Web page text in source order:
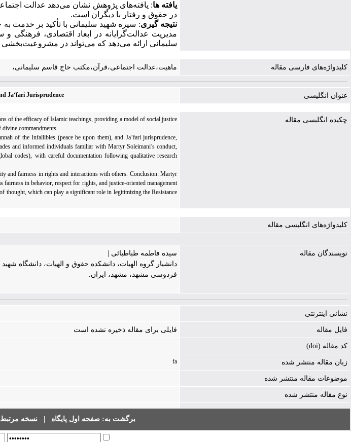
یافته ­ها: یافته‌های پژوهش نشان می‌دهد عدالت
در حقوق و رفتار با دیگران است.
نتیجه­ گیری: سیره شهید سلیمانی با تأکید بر خدمت
مدیریت عدالت‌گرایانه در ابعاد اقتصادی،
سلیمانی ارائه می‌دهد که می‌تواند در
کلیدواژه‌های فارسی مقاله ماهیت،عدالت اجتماعی،قرآن،مکتب حاج قاسم سلیمانی،
عنوان انگلیسی Ja‘fari Jurisprudence
چکیده انگلیسی مقاله
of the efficacy of Islamic teachings, providing a model of social justice
commandments.
of the Infallibles (peace be upon them), and Ja’fari jurisprudence,
and informed individuals familiar with Martyr Soleimani’s conduct,
codes), with careful documentation following qualitative research
and fairness in rights and interactions with others. Conclusion: Martyr
in behavior, respect for rights, and justice-oriented management
thought, which can play a significant role in legitimizing the Resistance
کلیدواژه‌های انگلیسی مقاله
نویسندگان مقاله
سیده فاطمه طباطبائی |
دانشیار گروه الهیات، دانشکده حقوق و الهیات، دانشگاه
فردوسی مشهد، مشهد، ایران.
نشانی اینترنتی
فایل مقاله فایلی برای مقاله ذخیره نشده است
کد مقاله (doi)
زبان مقاله منتشر شده fa
موضوعات مقاله منتشر شده
نوع مقاله منتشر شده
برگشت به: صفحه اول پایگاه نسخه مرتبط